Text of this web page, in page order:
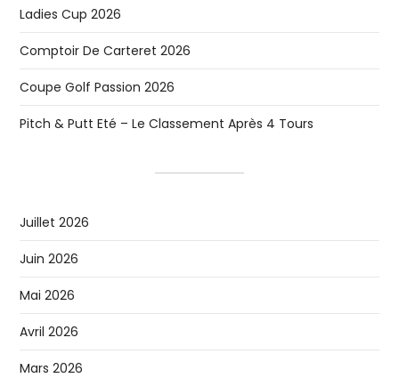
Ladies Cup 2026
Comptoir De Carteret 2026
Coupe Golf Passion 2026
Pitch & Putt Eté – Le Classement Après 4 Tours
Juillet 2026
Juin 2026
Mai 2026
Avril 2026
Mars 2026